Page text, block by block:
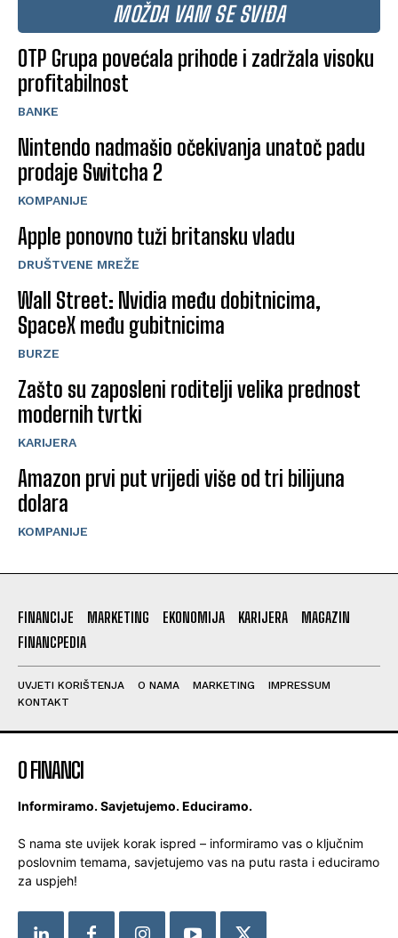
MOŽDA VAM SE SVIĐA
OTP Grupa povećala prihode i zadržala visoku
profitabilnost
BANKE
Nintendo nadmašio očekivanja unatoč padu
prodaje Switcha 2
KOMPANIJE
Apple ponovno tuži britansku vladu
DRUŠTVENE MREŽE
Wall Street: Nvidia među dobitnicima,
SpaceX među gubitnicima
BURZE
Zašto su zaposleni roditelji velika prednost
modernih tvrtki
KARIJERA
Amazon prvi put vrijedi više od tri bilijuna
dolara
KOMPANIJE
FINANCIJE MARKETING EKONOMIJA KARIJERA
MAGAZIN
FINANCPEDIA
UVJETI KORIŠTENJA O NAMA MARKETING
IMPRESSUM
KONTAKT
O FINANCI
Informiramo. Savjetujemo. Educiramo.
S nama ste uvijek korak ispred – informiramo vas o ključnim
poslovnim temama, savjetujemo vas na putu rasta i educiramo
za uspjeh!